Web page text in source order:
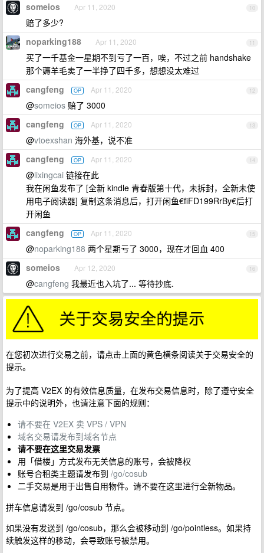
10
someios Apr 11, 2020
赔了多少?
11
noparking188 Apr 11, 2020
买了一千基金一星期不到亏了一百，唉，不过之前 handshake
那个薅羊毛卖了一半挣了四千多，想想没太难过
12
cangfeng OP Apr 11, 2020
@someios 赔了 3000
13
cangfeng OP Apr 11, 2020
@vtoexshan 海外基，说不准
14
cangfeng OP Apr 11, 2020
@lixingcai 链接在此
我在闲鱼发布了 [全新 kindle 青春版第十代，未拆封，全新未使
用电子阅读器] 复制这条消息后，打开闲鱼€fiFD199RrBy€后打
开闲鱼
15
cangfeng OP Apr 11, 2020
@noparking188 两个星期亏了 3000，现在才回血 400
16
someios Apr 12, 2020
@cangfeng 我最近也入坑了... 等待抄底.
在您初次进行交易之前，请点击上面的黄色横条阅读关于交易安全的
提示。
为了提高 V2EX 的有效信息质量，在发布交易信息时，除了遵守安全
提示中的说明外，也请注意下面的规则：
请不要在 V2EX 卖 VPS / VPN
域名交易请发布到域名节点
请不要在这里交易发票
用「借楼」方式发布无关信息的账号，会被降权
账号合租类主题请发布到 /go/cosub
二手交易是用于出售自用物件。请不要在这里进行全新物品。
拼车信息请发到 /go/cosub 节点。
如果没有发送到 /go/cosub，那么会被移动到 /go/pointless。如果持
续触发这样的移动，会导致账号被禁用。